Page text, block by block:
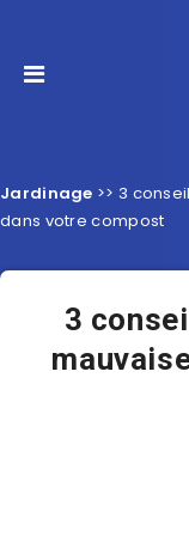
Jardinage >> 3
dans votre compost
3